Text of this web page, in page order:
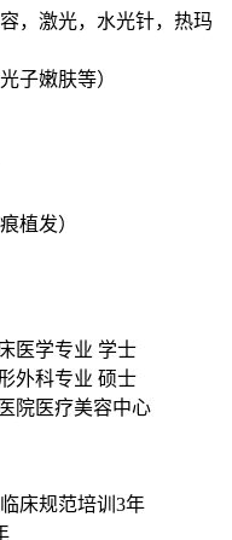
，激光，水光针，热玛
子嫩肤等）
植发）
医学专业 学士
外科专业 硕士
院医疗美容中心
床规范培训3年